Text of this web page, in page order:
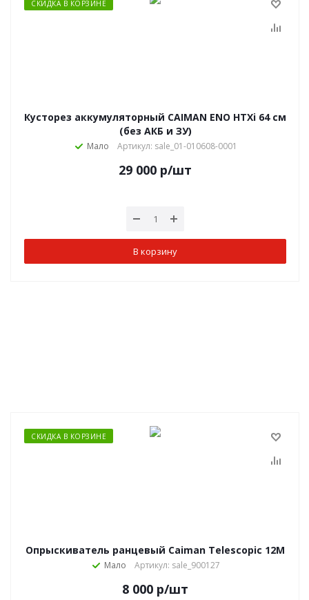
СКИДКА В КОРЗИНЕ
Кусторез аккумуляторный CAIMAN ENO HTXi 64 см
(без АКБ и ЗУ)
Мало Артикул: sale_01-010608-0001
29 000 р/шт
В корзину
СКИДКА В КОРЗИНЕ
Опрыскиватель ранцевый Caiman Telescopic 12M
Мало Артикул: sale_900127
8 000 р/шт